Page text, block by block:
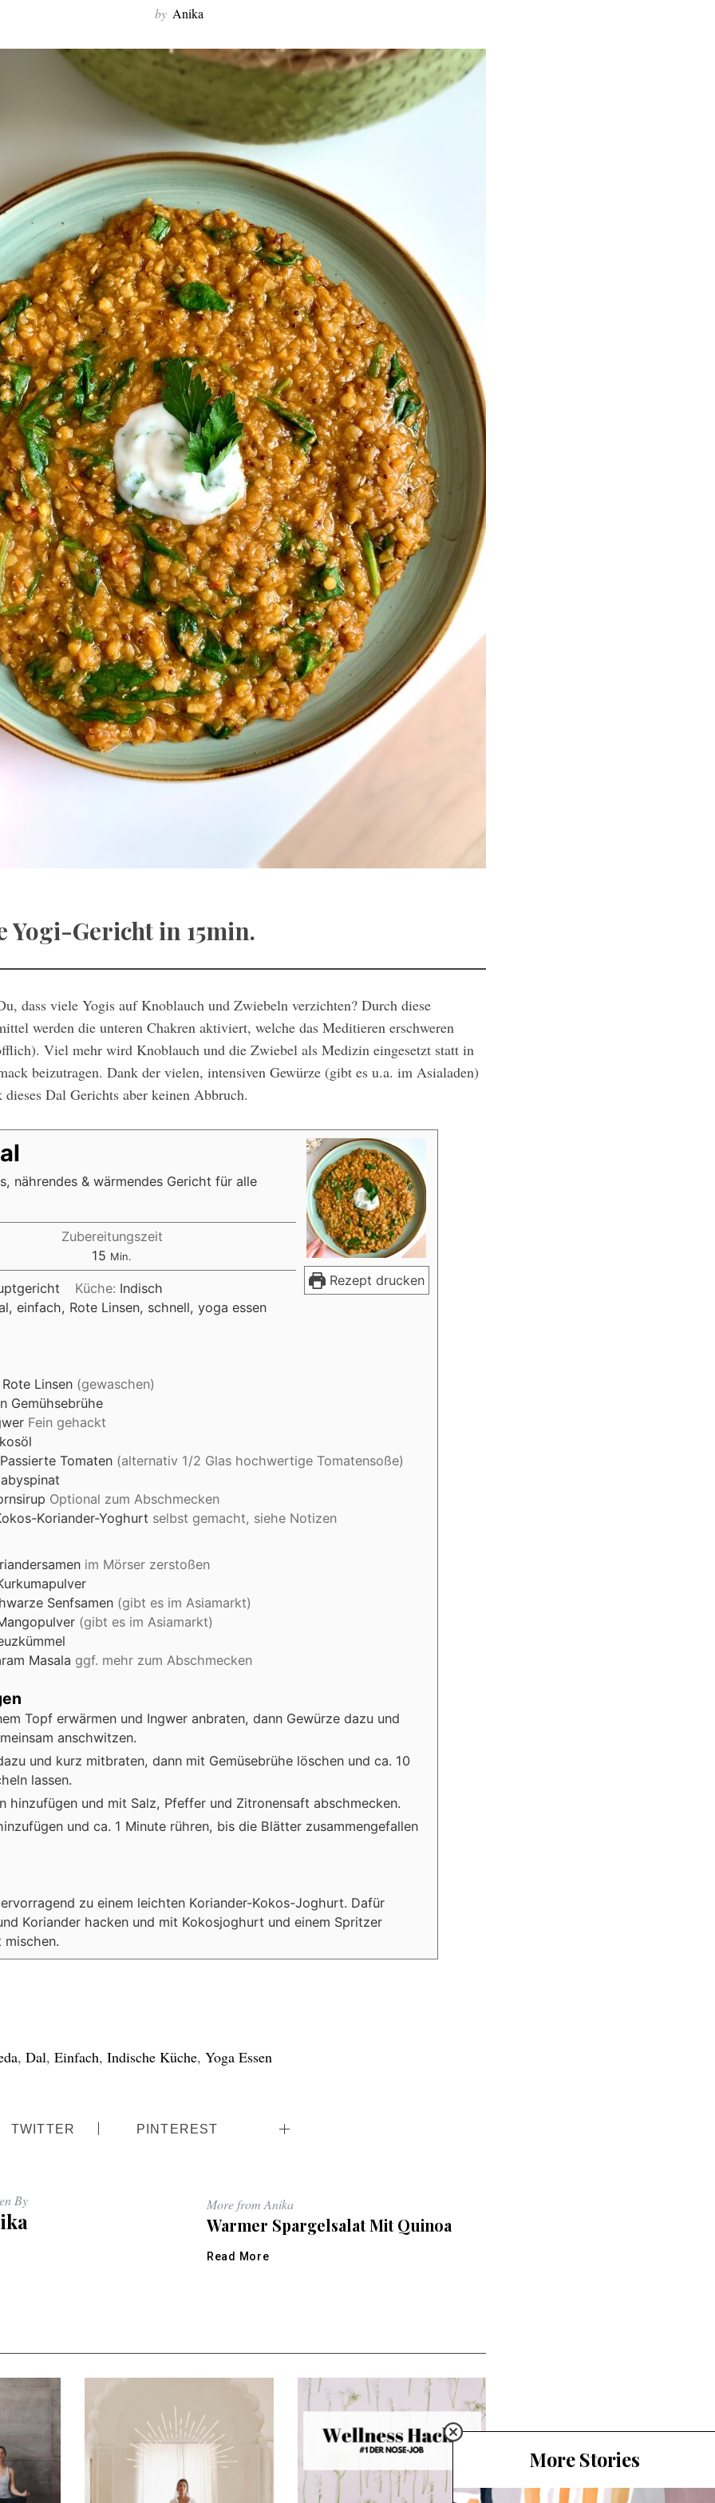
by Anika
Yogi-Gericht in 15min.
dass viele Yogis auf Knoblauch und Zwiebeln verzichten? Durch diese
werden die unteren Chakren aktiviert, welche das Meditieren erschweren
Viel mehr wird Knoblauch und die Zwiebel als Medizin eingesetzt statt in
beizutragen. Dank der vielen, intensiven Gewürze (gibt es u.a. im Asialaden)
dieses Dal Gerichts aber keinen Abbruch.
Rezept drucken
nährendes & wärmendes Gericht für alle
Zubereitungszeit
15 M
i
n
u
Min.
Küche: Indisch
einfach, Rote Linsen, schnell, yoga essen
Rote Linsen (gewaschen)
Gemühsebrühe
Fein gehackt
Passierte Tomaten (alternativ 1/2 Glas hochwertige Tomatensoße)
Optional zum Abschmecken
Koriander-Yoghurt selbst gemacht, siehe Notizen
im Mörser zerstoßen
Senfsamen (gibt es im Asiamarkt)
(gibt es im Asiamarkt)
Masala ggf. mehr zum Abschmecken
Topf erwärmen und Ingwer anbraten, dann Gewürze dazu und
anschwitzen.
und kurz mitbraten, dann mit Gemüsebrühe löschen und ca. 10
lassen.
hinzufügen und mit Salz, Pfeffer und Zitronensaft abschmecken.
und ca. 1 Minute rühren, bis die Blätter zusammengefallen
zu einem leichten Koriander-Kokos-Joghurt. Dafür
Koriander hacken und mit Kokosjoghurt und einem Spritzer
mischen.
, Dal, Einfach, Indische Küche, Yoga Essen
TWITTER PINTEREST
By More from Anika
Warmer Spargelsalat Mit Quinoa
Read More
More Stories